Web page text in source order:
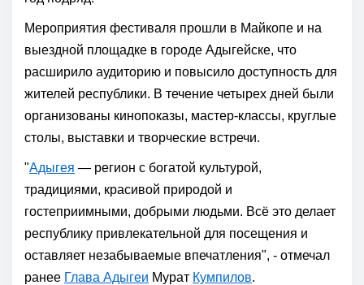
Мероприятия фестиваля прошли в Майкопе и на
выездной площадке в городе Адыгейске, что
расширило аудиторию и повысило доступность для
жителей республики. В течение четырех дней были
организованы кинопоказы, мастер-классы, круглые
столы, выставки и творческие встречи.
"Адыгея — регион с богатой культурой,
традициями, красивой природой и
гостеприимными, добрыми людьми. Всё это делает
республику привлекательной для посещения и
оставляет незабываемые впечатления", - отмечал
ранее Глава Адыгеи Мурат Кумпилов.